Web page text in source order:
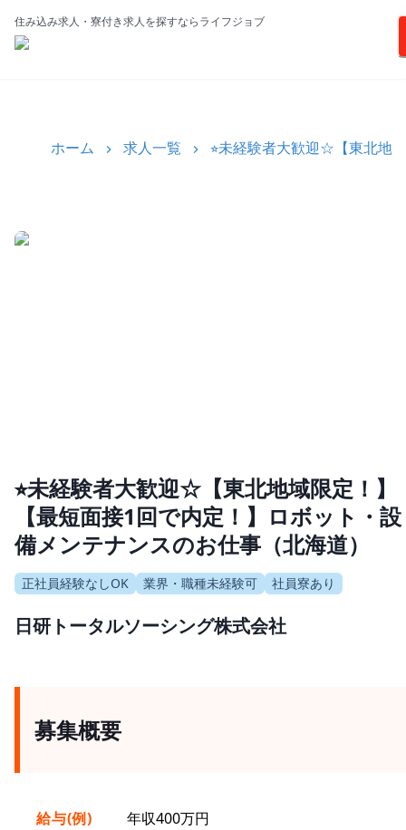
住み込み求人・寮付き求人を探すならライフジョブ
ホーム 求人一覧 ⭐︎未経験者大歓迎☆【東北地
⭐︎未経験者大歓迎☆【東北地域限定！】
【最短面接1回で内定！】ロボット・設
備メンテナンスのお仕事（北海道）
正社員経験なしOK 業界・職種未経験可 社員寮あり
日研トータルソーシング株式会社
募集概要
給与(例) 年収400万円